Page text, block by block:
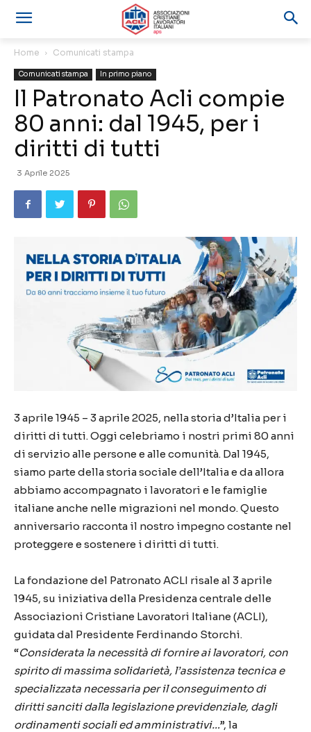
Home Comunicati stampa
Comunicati stampa In primo piano
Il Patronato Acli compie
80 anni: dal 1945, per i
diritti di tutti
3 Aprile 2025
3 aprile 1945 – 3 aprile 2025, nella storia d’Italia per i
diritti di tutti. Oggi celebriamo i nostri primi 80 anni
di servizio alle persone e alle comunità. Dal 1945,
siamo parte della storia sociale dell’Italia e da allora
abbiamo accompagnato i lavoratori e le famiglie
italiane anche nelle migrazioni nel mondo. Questo
anniversario racconta il nostro impegno costante nel
proteggere e sostenere i diritti di tutti.
La fondazione del Patronato ACLI risale al 3 aprile
1945, su iniziativa della Presidenza centrale delle
Associazioni Cristiane Lavoratori Italiane (ACLI),
guidata dal Presidente Ferdinando Storchi.
“Considerata la necessità di fornire ai lavoratori, con
spirito di massima solidarietà, l’assistenza tecnica e
specializzata necessaria per il conseguimento di
diritti sanciti dalla legislazione previdenziale, dagli
ordinamenti sociali ed amministrativi…”, la